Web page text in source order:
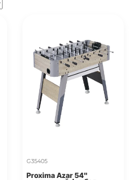
G35405
Proxima Azar 54"